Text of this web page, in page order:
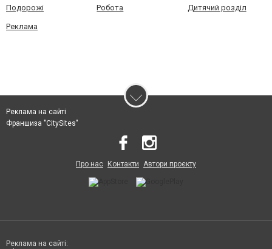
Подорожі Робота Дитячий розділ
Реклама
Реклама на сайті
Франшиза "CitySites"
Про нас Контакти Автори проєкту
Реклама на сайті: